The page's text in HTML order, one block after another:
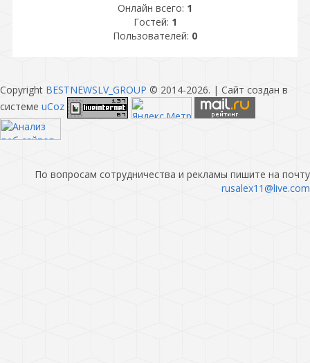
Онлайн всего: 1
Гостей: 1
Пользователей: 0
Copyright BESTNEWSLV_GROUP © 2014-2026. | Сайт создан в
системе uCoz
По вопросам сотрудничества и рекламы пишите на почту
rusalex11@live.com